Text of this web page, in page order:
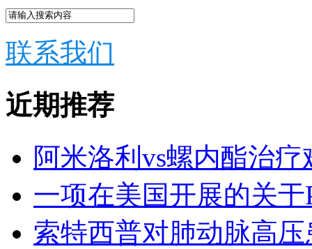
联系我们
近期推荐
阿米洛利vs螺内酯治
一项在美国开展的关
索特西普对肺动脉高